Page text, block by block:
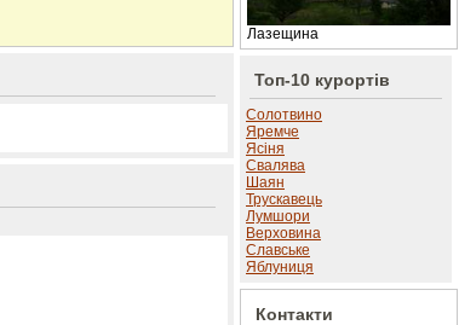
Лазещина
Топ-10 курортів
Солотвино
Яремче
Ясіня
Свалява
Шаян
Трускавець
Лумшори
Верховина
Славське
Яблуниця
Контакти